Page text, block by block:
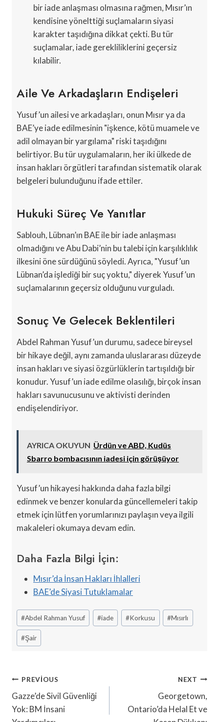
bir iade anlaşması olmasına rağmen, Mısır’ın
kendisine yönelttiği suçlamaların siyasi
karakter taşıdığına dikkat çekti. Bu tür
suçlamalar, iade gerekliliklerini geçersiz
kılabilir.
Aile Ve Arkadaşların Endişeleri
Yusuf’un ailesi ve arkadaşları, onun Mısır ya da
BAE’ye iade edilmesinin "işkence, kötü muamele ve
adil olmayan bir yargılama" riski taşıdığını
belirtiyor. Bu tür uygulamaların, her iki ülkede de
insan hakları örgütleri tarafından sistematik olarak
belgeleri bulunduğunu ifade ettiler.
Hukuki Süreç Ve Yanıtlar
Sablouh, Lübnan’ın BAE ile bir iade anlaşması
olmadığını ve Abu Dabi’nin bu talebi için karşılıklılık
ilkesini öne sürdüğünü söyledi. Ayrıca, "Yusuf’un
Lübnan’da işlediği bir suç yoktu," diyerek Yusuf’un
suçlamalarının geçersiz olduğunu vurguladı.
Sonuç Ve Gelecek Beklentileri
Abdel Rahman Yusuf’un durumu, sadece bireysel
bir hikaye değil, aynı zamanda uluslararası düzeyde
insan hakları ve siyasi özgürlüklerin tartışıldığı bir
konudur. Yusuf’un iade edilme olasılığı, birçok insan
hakları savunucusunu ve aktivisti derinden
endişelendiriyor.
AYRICA OKUYUN Ürdün ve ABD, Kudüs
Sbarro bombacısının iadesi için görüşüyor
Yusuf’un hikayesi hakkında daha fazla bilgi
edinmek ve benzer konularda güncellemeleri takip
etmek için lütfen yorumlarınızı paylaşın veya ilgili
makaleleri okumaya devam edin.
Daha Fazla Bilgi İçin:
Mısır’da İnsan Hakları İhlalleri
BAE’de Siyasi Tutuklamalar
Post
Tags:
#Abdel Rahman Yusuf #iade #Korkusu #Mısırlı
#Şair
Yazı
Gezinmesi
PREVIOUS
Gazze’de Sivil Güvenliği
Yok: BM İnsani
NEXT
Georgetown,
Ontario’da Helal Et ve